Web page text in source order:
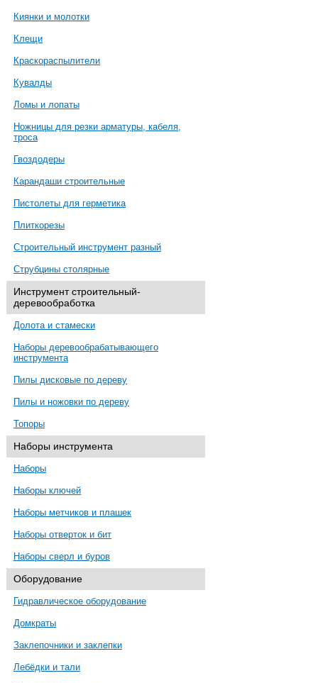
Киянки и молотки
Клещи
Краскораспылители
Кувалды
Ломы и лопаты
Ножницы для резки арматуры, кабеля,
троса
Гвоздодеры
Карандаши строительные
Пистолеты для герметика
Плиткорезы
Строительный инструмент разный
Струбцины столярные
Инструмент строительный-
деревообработка
Долота и стамески
Наборы деревообрабатывающего
инструмента
Пилы дисковые по дереву
Пилы и ножовки по дереву
Топоры
Наборы инструмента
Наборы
Наборы ключей
Наборы метчиков и плашек
Наборы отверток и бит
Наборы сверл и буров
Оборудование
Гидравлическое оборудование
Домкраты
Заклепочники и заклепки
Лебёдки и тали